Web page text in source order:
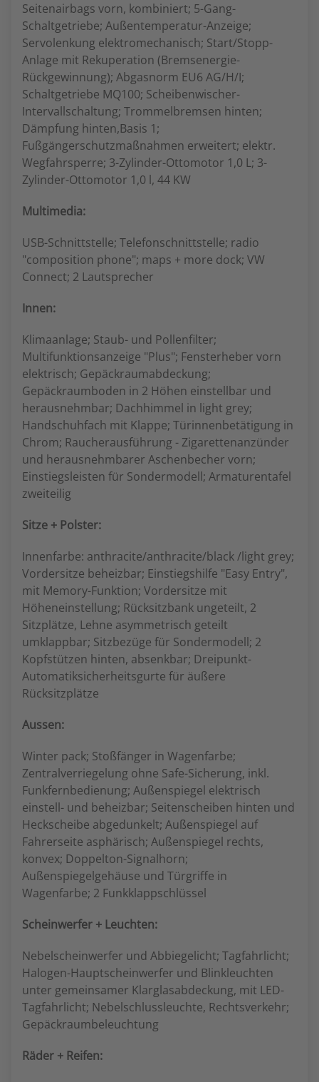
Seitenairbags vorn, kombiniert; 5-Gang-
Schaltgetriebe; Außentemperatur-Anzeige;
Servolenkung elektromechanisch; Start/Stopp-
Anlage mit Rekuperation (Bremsenergie-
Rückgewinnung); Abgasnorm EU6 AG/H/I;
Schaltgetriebe MQ100; Scheibenwischer-
Intervallschaltung; Trommelbremsen hinten;
Dämpfung hinten,Basis 1;
Fußgängerschutzmaßnahmen erweitert; elektr.
Wegfahrsperre; 3-Zylinder-Ottomotor 1,0 L; 3-
Zylinder-Ottomotor 1,0 l, 44 KW
Multimedia:
USB-Schnittstelle; Telefonschnittstelle; radio
"composition phone"; maps + more dock; VW
Connect; 2 Lautsprecher
Innen:
Klimaanlage; Staub- und Pollenfilter;
Multifunktionsanzeige "Plus"; Fensterheber vorn
elektrisch; Gepäckraumabdeckung;
Gepäckraumboden in 2 Höhen einstellbar und
herausnehmbar; Dachhimmel in light grey;
Handschuhfach mit Klappe; Türinnenbetätigung in
Chrom; Raucherausführung - Zigarettenanzünder
und herausnehmbarer Aschenbecher vorn;
Einstiegsleisten für Sondermodell; Armaturentafel
zweiteilig
Sitze + Polster:
Innenfarbe: anthracite/anthracite/black /light grey;
Vordersitze beheizbar; Einstiegshilfe "Easy Entry",
mit Memory-Funktion; Vordersitze mit
Höheneinstellung; Rücksitzbank ungeteilt, 2
Sitzplätze, Lehne asymmetrisch geteilt
umklappbar; Sitzbezüge für Sondermodell; 2
Kopfstützen hinten, absenkbar; Dreipunkt-
Automatiksicherheitsgurte für äußere
Rücksitzplätze
Aussen:
Winter pack; Stoßfänger in Wagenfarbe;
Zentralverriegelung ohne Safe-Sicherung, inkl.
Funkfernbedienung; Außenspiegel elektrisch
einstell- und beheizbar; Seitenscheiben hinten und
Heckscheibe abgedunkelt; Außenspiegel auf
Fahrerseite asphärisch; Außenspiegel rechts,
konvex; Doppelton-Signalhorn;
Außenspiegelgehäuse und Türgriffe in
Wagenfarbe; 2 Funkklappschlüssel
Scheinwerfer + Leuchten:
Nebelscheinwerfer und Abbiegelicht; Tagfahrlicht;
Halogen-Hauptscheinwerfer und Blinkleuchten
unter gemeinsamer Klarglasabdeckung, mit LED-
Tagfahrlicht; Nebelschlussleuchte, Rechtsverkehr;
Gepäckraumbeleuchtung
Räder + Reifen: